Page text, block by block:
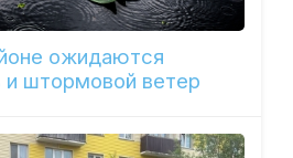
ожидаются
штормовой ветер